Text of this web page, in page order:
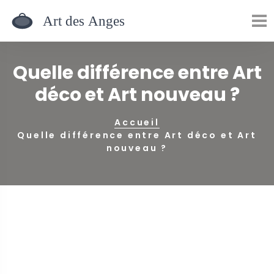
Quelle différence entre Art
déco et Art nouveau ?
Accueil
Quelle différence entre Art déco et Art
nouveau ?